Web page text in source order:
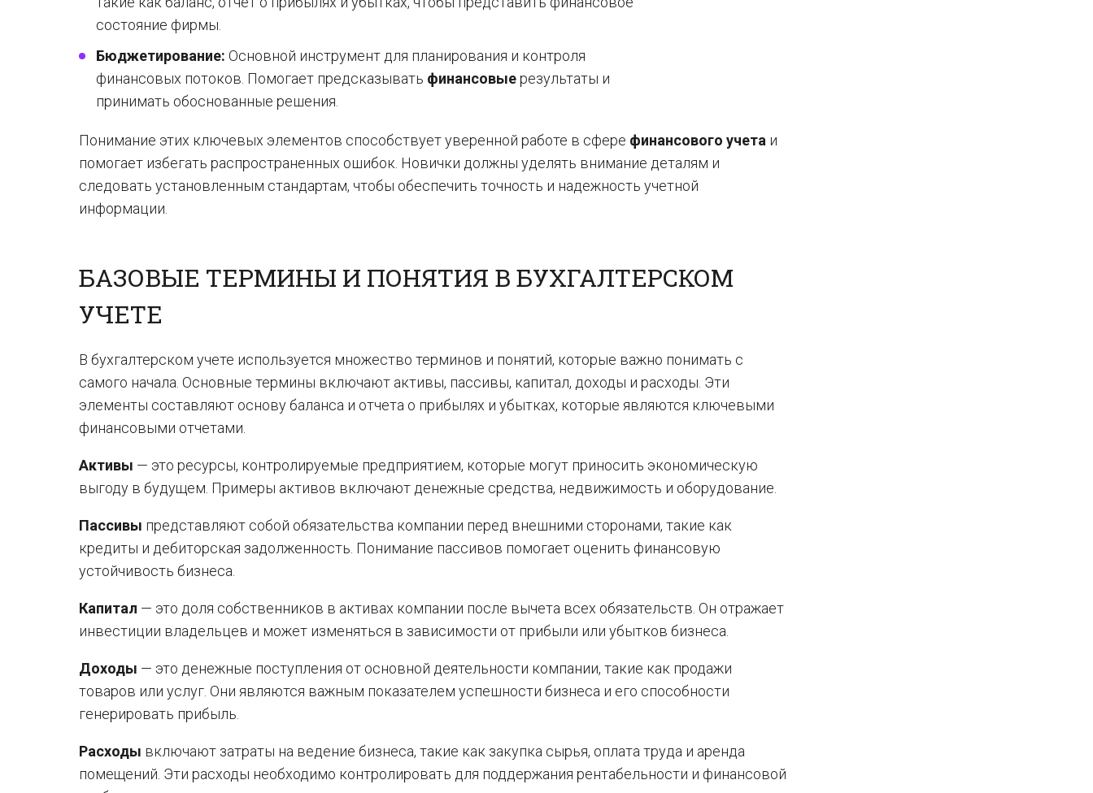
состояние фирмы.
Бюджетирование: Основной инструмент для планирования и контроля
финансовых потоков. Помогает предсказывать финансовыерезультаты и
принимать обоснованные решения.
Понимание этих ключевых элементов способствует уверенной работе в сфере финансового учета и
помогает избегать распространенных ошибок. Новички должны уделять внимание деталям и
следовать установленным стандартам, чтобы обеспечить точность и надежность учетной
информации.
БАЗОВЫЕ ТЕРМИНЫ И ПОНЯТИЯ В БУХГАЛТЕРСКОМ
УЧЕТЕ
В бухгалтерском учете используется множество терминов и понятий, которые важно понимать с
самого начала. Основные термины включают активы, пассивы, капитал, доходы и расходы. Эти
элементы составляют основу баланса и отчета о прибылях и убытках, которые являются ключевыми
финансовыми отчетами.
Активы — это ресурсы, контролируемые предприятием, которые могут приносить экономическую
выгоду в будущем. Примеры активов включают денежные средства, недвижимость и оборудование.
Пассивы представляют собой обязательства компании перед внешними сторонами, такие как
кредиты и дебиторская задолженность. Понимание пассивов помогает оценить финансовую
устойчивость бизнеса.
Капитал — это доля собственников в активах компании после вычета всех обязательств. Он отражает
инвестиции владельцев и может изменяться в зависимости от прибыли или убытков бизнеса.
Доходы — это денежные поступления от основной деятельности компании, такие как продажи
товаров или услуг. Они являются важным показателем успешности бизнеса и его способности
генерировать прибыль.
Расходы включают затраты на ведение бизнеса, такие как закупка сырья, оплата труда и аренда
помещений. Эти расходы необходимо контролировать для поддержания рентабельности и финансовой